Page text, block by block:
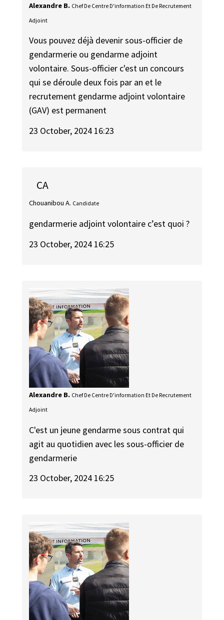
Alexandre B. Chef De Centre D'information Et De Recrutement
Adjoint
Vous pouvez déjà devenir sous-officier de
gendarmerie ou gendarme adjoint
volontaire. Sous-officier c'est un concours
qui se déroule deux fois par an et le
recrutement gendarme adjoint volontaire
(GAV) est permanent
23 October, 2024 16:23
CA
Chouanibou A. Candidate
gendarmerie adjoint volontaire c’est quoi ?
23 October, 2024 16:25
Alexandre B. Chef De Centre D'information Et De Recrutement
Adjoint
C'est un jeune gendarme sous contrat qui
agit au quotidien avec les sous-officier de
gendarmerie
23 October, 2024 16:25